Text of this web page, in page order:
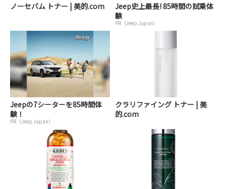
ノーセバム トナー | 美的.com
Jeep史上最長! 85時間の試乗体
験
PR（Jeep Japan）
Jeepの7シーターを85時間体
験！
PR（Jeep Japan）
クラリファイング トナー | 美
的.com